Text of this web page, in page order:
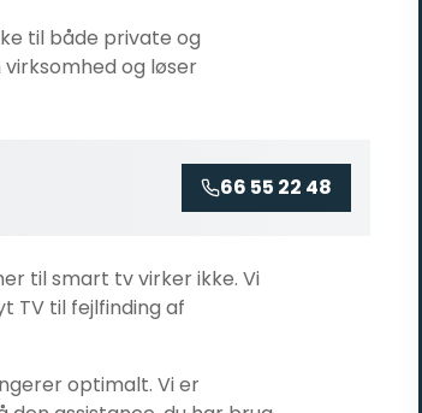
til både private og
og løser
66 55 22 48
tilsmart tv virker ikke. Vi
TV til fejlfinding af
optimalt. Vi er